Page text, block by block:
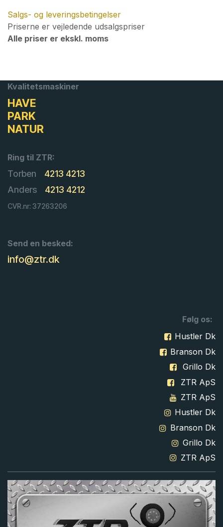
Salgs- og leveringsbetingelser
Priserne er vejledende udsalgspriser
Alle priser er ekskl. moms
Kvalitetsmaskiner
HAVE
PARK
NATUR
Ring til ZTR:
Torben
4213 4213
Anders
4213 4212
CVR.nr: 37263206
Send en besked:
info@ztr.dk
Følg os:
Hustler Dk
Branson Dk
Grillo Dk
ZTR ApS
ZTR ApS
Hustler Dk
Branson Dk
Grillo Dk
ZTR ApS